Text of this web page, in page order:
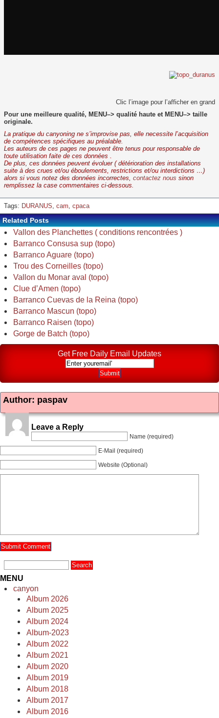
Clic l’image pour l’afficher en grand
Pour une meilleure qualité, MENU–> qualité haute et MENU–> taille
originale.
La pratique du canyoning ne s’improvise pas, elle necessite l’acquisition
de compétences spécifiques au préalable.
Les auteurs de ces pages ne peuvent être tenus pour responsable de
toute utilisation faite de ces données .
De plus, ces données peuvent évoluer ( détérioration des installations
suite à des crues et/ou éboulements, restrictions et/ou interdictions …)
alors si vous notez des données incorrectes, contactez nous sinon
remplissez la case commentaires ci-dessous.
Tags: DURANUS, cam, cpaca
Related Posts
Vallon des Planchettes ( conditions rencontrées )
Barranco Consusa sup (topo)
Barranco Aguare (topo)
Trou des Corneilles (topo)
Vallon du Monar aval (topo)
Clue d’Amen (topo)
Barranco Cuevas de la Reina (topo)
Barranco Mascun (topo)
Barranco Raisen (topo)
Gorge de Batch (topo)
Get Free Daily Email Updates
Author: paspav
Leave a Reply
Name (required)
E-Mail (required)
Website (Optional)
MENU
canyon
Album 2026
Album 2025
Album 2024
Album-2023
Album 2022
Album 2021
Album 2020
Album 2019
Album 2018
Album 2017
Album 2016